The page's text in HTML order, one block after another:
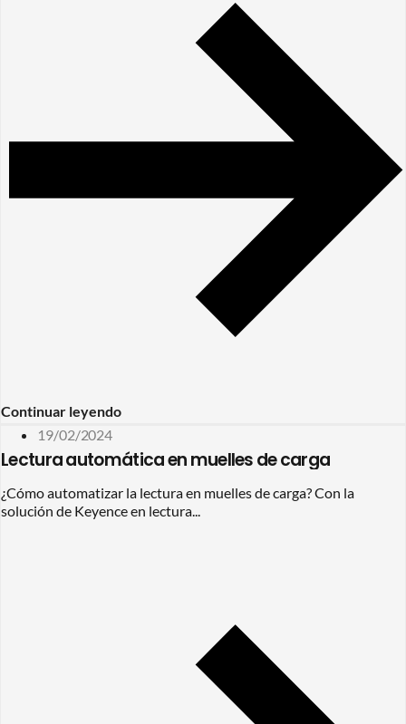
Continuar leyendo
19/02/2024
Lectura automática en muelles de carga
¿Cómo automatizar la lectura en muelles de carga? Con la
solución de Keyence en lectura...